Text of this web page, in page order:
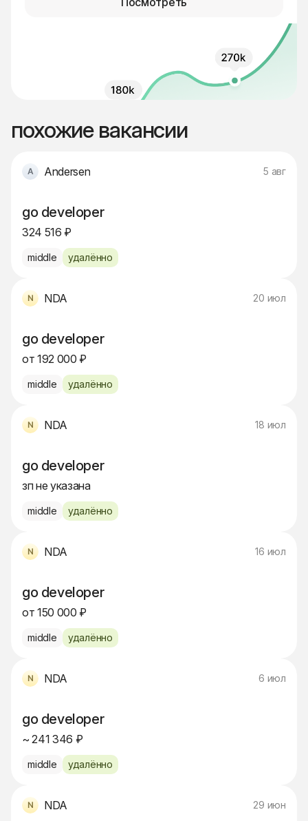
похожие вакансии
Andersen 5 авг
go developer
324 516 ₽
middle удалённо
NDA 20 июл
go developer
от 192 000 ₽
middle удалённо
NDA 18 июл
go developer
зп не указана
middle удалённо
NDA 16 июл
go developer
от 150 000 ₽
middle удалённо
NDA 6 июл
go developer
~ 241 346 ₽
middle удалённо
NDA 29 июн